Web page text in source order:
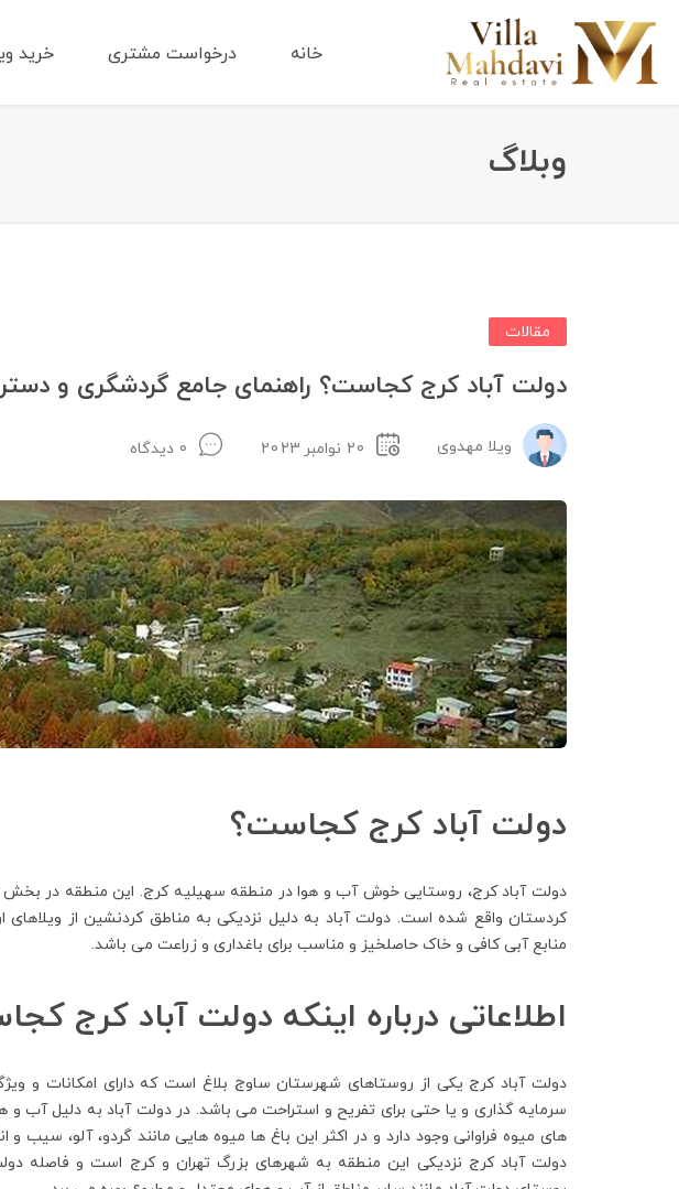
خانه درخواست مشتری خرید
وبلاگ
مقالات
دولت آباد کرج کجاست؟ راهنمای جامع گردشگری و
ویلا مهدوی 20 نوامبر 2023 0 دیدگاه
دولت آباد کرج کجاست؟
کردستان واقع شده است. دولت آباد به دلیل نزدیکی به مناطق کردنشین از ویلاهای
منابع آبی کافی و خاک حاصلخیز و مناسب برای باغداری و زراعت می باشد.
اطلاعاتی درباره اینکه دولت آباد کرج
دولت آباد کرج یکی از روستاهای شهرستان ساوج بلاغ است که دارای امکانات و
سرمایه گذاری و یا حتی برای تفریح ​​و استراحت می باشد. در دولت آباد به دلیل آب
های میوه فراوانی وجود دارد و در اکثر این باغ ها میوه هایی مانند گردو، آلو،